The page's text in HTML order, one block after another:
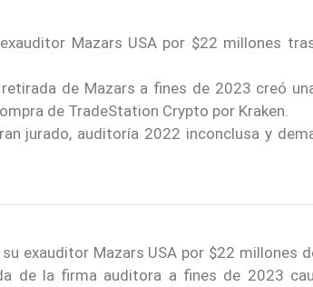
Mazars USA por $22 millones
de Mazars a fines de 2023 creó
de TradeStation Crypto por Kraken.
jurado, auditoría 2022 inconclusa y
su exauditor Mazars USA por $22 millones
de la firma auditora a fines de 2023